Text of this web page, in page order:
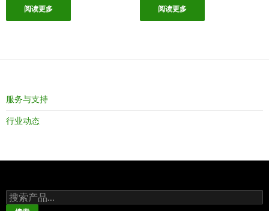
阅读更多 阅读更多
服务与支持
行业动态
搜
索：